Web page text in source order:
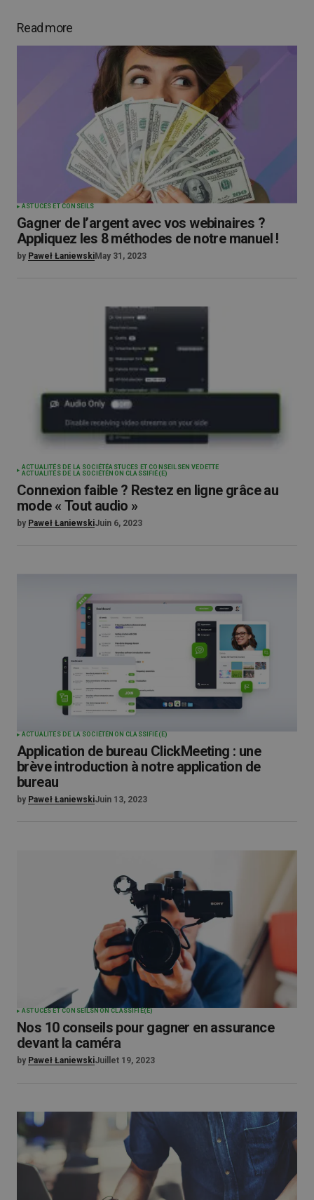
Read more
ASTUCES ET CONSEILS
Gagner de l’argent avec vos webinaires ?
Appliquez les 8 méthodes de notre manuel !
by Paweł ŁaniewskiMay 31, 2023
ACTUALITÉS DE LA SOCIÉTÉASTUCES ET CONSEILSEN VEDETTE
ACTUALITÉS DE LA SOCIÉTÉ NON CLASSIFIÉ(E)
Connexion faible ? Restez en ligne grâce au
mode « Tout audio »
by Paweł ŁaniewskiJuin 6, 2023
ACTUALITÉS DE LA SOCIÉTÉ NON CLASSIFIÉ(E)
Application de bureau ClickMeeting : une
brève introduction à notre application de
bureau
by Paweł ŁaniewskiJuin 13, 2023
ASTUCES ET CONSEILS NON CLASSIFIÉ(E)
Nos 10 conseils pour gagner en assurance
devant la caméra
by Paweł ŁaniewskiJuillet 19, 2023